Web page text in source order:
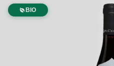
BIO